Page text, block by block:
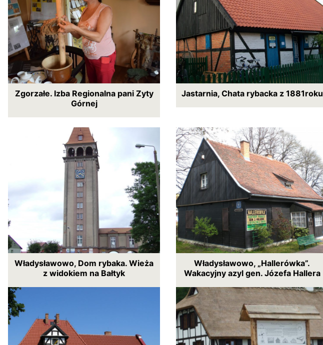
Zgorzałe. Izba Regionalna pani Zyty
Górnej
Jastarnia, Chata rybacka z 1881roku
Władysławowo, Dom rybaka. Wieża
z widokiem na Bałtyk
Władysławowo, „Hallerówka”.
Wakacyjny azyl gen. Józefa Hallera